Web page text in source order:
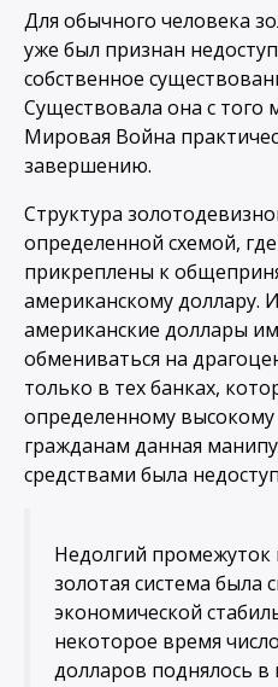
Для обычного человека
уже был признан
собственное
Существовала она с того
Мировая Война
завершению.
Структура
определенной схемой,
прикреплены к
американскому доллару.
американские доллары
обмениваться на
только в тех банках,
определенному
гражданам данная
средствами была
Недолгий промежуток
золотая система была
экономической
некоторое время
долларов поднялось в